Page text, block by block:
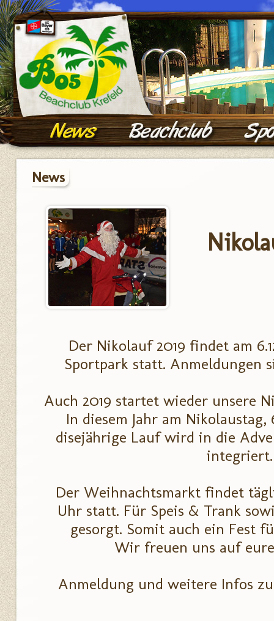
News
Der Nikolauf 2019 findet am
Sportpark statt. Anmeldungen
Auch 2019 startet wieder unsere
In diesem Jahr am Nikolaustag,
disejährige Lauf wird in die
integriert.
Der Weihnachtsmarkt findet
Uhr statt. Für Speis & Trank
gesorgt. Somit auch ein Fest
Wir freuen uns auf
Anmeldung und weitere Infos